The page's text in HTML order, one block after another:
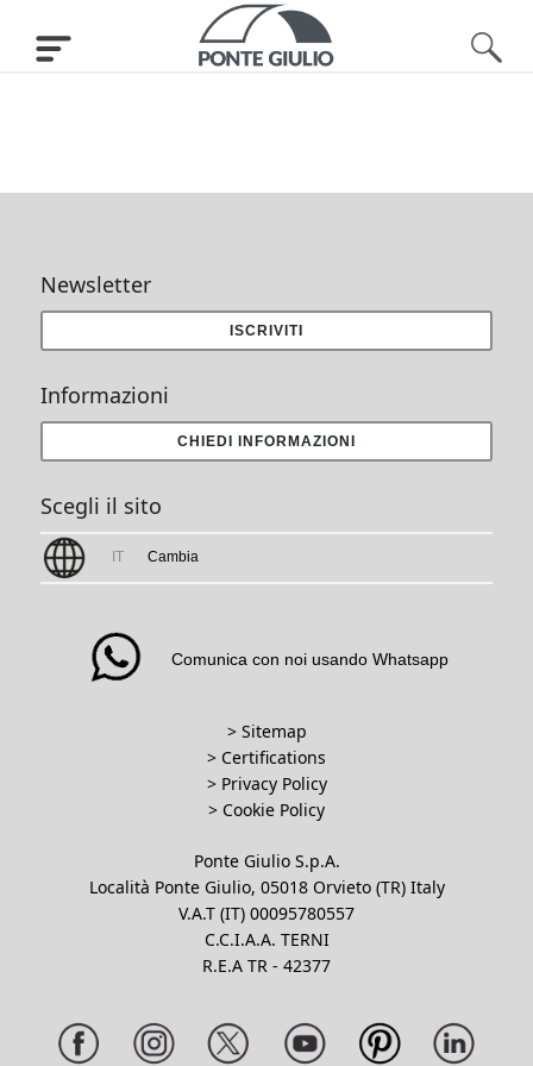
Newsletter
ISCRIVITI
Informazioni
CHIEDI INFORMAZIONI
Scegli il sito
IT Cambia
Comunica con noi usando Whatsapp
> Sitemap
> Certifications
> Privacy Policy
> Cookie Policy
Ponte Giulio S.p.A.
Località Ponte Giulio, 05018 Orvieto (TR) Italy
V.A.T (IT) 00095780557
C.C.I.A.A. TERNI
R.E.A TR - 42377